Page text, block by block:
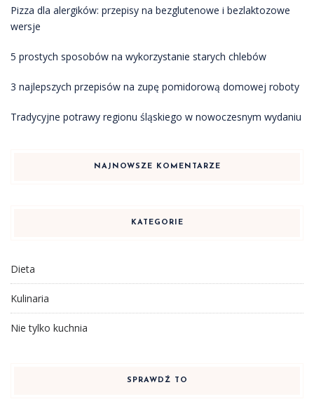
Pizza dla alergików: przepisy na bezglutenowe i bezlaktozowe
wersje
5 prostych sposobów na wykorzystanie starych chlebów
3 najlepszych przepisów na zupę pomidorową domowej roboty
Tradycyjne potrawy regionu śląskiego w nowoczesnym wydaniu
NAJNOWSZE KOMENTARZE
KATEGORIE
Dieta
Kulinaria
Nie tylko kuchnia
SPRAWDŹ TO